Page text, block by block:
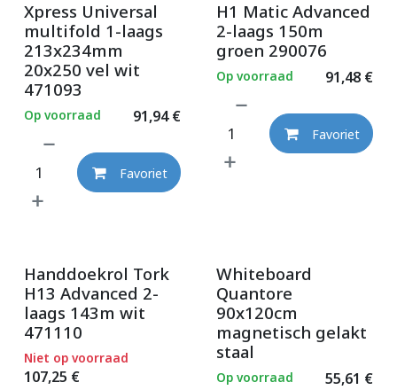
Xpress Universal
multifold 1-laags
213x234mm
20x250 vel wit
471093
91,94€
Op voorraad
Favoriet
H1 Matic Advanced
2-laags 150m
groen 290076
91,48€
Op voorraad
Favoriet
Handdoekrol Tork
H13 Advanced 2-
laags 143m wit
471110
107,25 €
Niet op voorraad
Whiteboard
Quantore
90x120cm
magnetisch gelakt
staal
55,61 €
Op voorraad